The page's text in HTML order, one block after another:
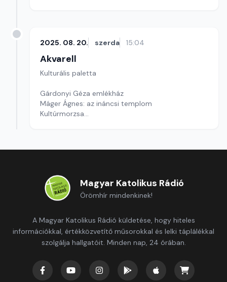
2025. 08. 20. szerda 15:04
Akvarell
Kulturális paletta
Gárdonyi Géza emlékház
Máger Ágnes: az ináncsi templom
Kultúrmorzsa
Magyar Katolikus Rádió
Örömhír mindenkinek!
A Magyar Katolikus Rádió küldetése, hogy hiteles
információkkal, értékközvetítő műsorokkal és lelki táplálékkal
szolgálja hallgatóit. Minden nap, 24 órában.